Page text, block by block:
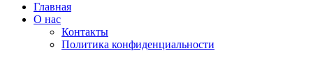
Главная
О нас
Контакты
Политика конфиденциальности